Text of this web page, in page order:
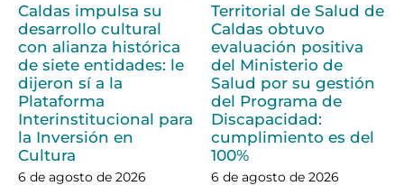
Caldas impulsa su
desarrollo cultural
con alianza histórica
de siete entidades: le
dijeron sí a la
Plataforma
Interinstitucional para
la Inversión en
Cultura
6 de agosto de 2026
Territorial de Salud de
Caldas obtuvo
evaluación positiva
del Ministerio de
Salud por su gestión
del Programa de
Discapacidad:
cumplimiento es del
100%
6 de agosto de 2026